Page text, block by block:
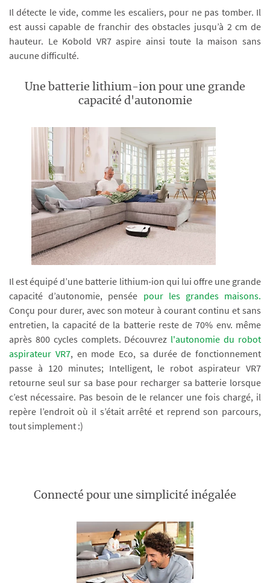
Il détecte le vide, comme les escaliers, pour ne pas tomber. Il
est aussi capable de franchir des obstacles jusqu’à 2 cm de
hauteur. Le Kobold VR7 aspire ainsi toute la maison sans
aucune difficulté.
Une batterie lithium-ion pour une grande
capacité d'autonomie
Il est équipé d’une batterie lithium-ion qui lui offre une grande
capacité d’autonomie, pensée pour les grandes maisons.
Conçu pour durer, avec son moteur à courant continu et sans
entretien, la capacité de la batterie reste de 70% env. même
après 800 cycles complets. Découvrez l'autonomie du robot
aspirateur VR7, en mode Eco, sa durée de fonctionnement
passe à 120 minutes; Intelligent, le robot aspirateur VR7
retourne seul sur sa base pour recharger sa batterie lorsque
c’est nécessaire. Pas besoin de le relancer une fois chargé, il
repère l’endroit où il s’était arrêté et reprend son parcours,
tout simplement :)
Connecté pour une simplicité inégalée